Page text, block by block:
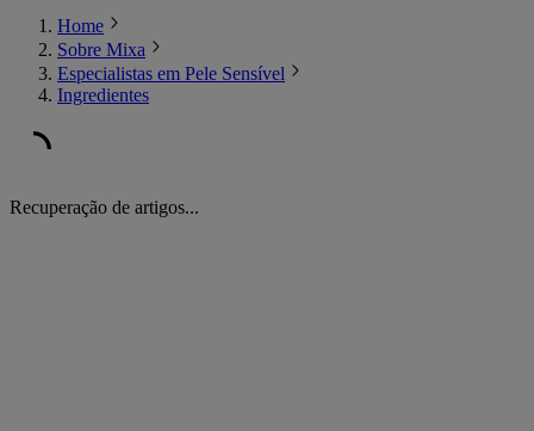
Home
Sobre Mixa
Especialistas em Pele Sensível
Ingredientes
Recuperação de artigos...